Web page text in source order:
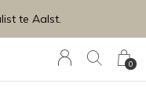
0
te Aalst.